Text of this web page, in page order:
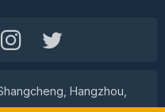
Hangzhou,